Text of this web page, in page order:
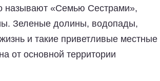
называют «Семью Сестрами»,
Зеленые долины, водопады,
и такие приветливые местные
от основной территории